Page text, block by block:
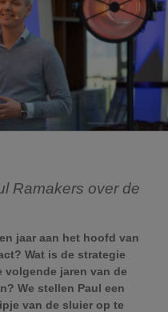
Ramakers over de
jaar aan het hoofd van
Wat is de strategie
volgende jaren van de
We stellen Paul een
van de sluier op te